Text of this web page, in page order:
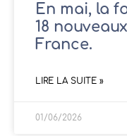
En mai, la
18
France.
LIRE LA SUITE »
01/06/2026